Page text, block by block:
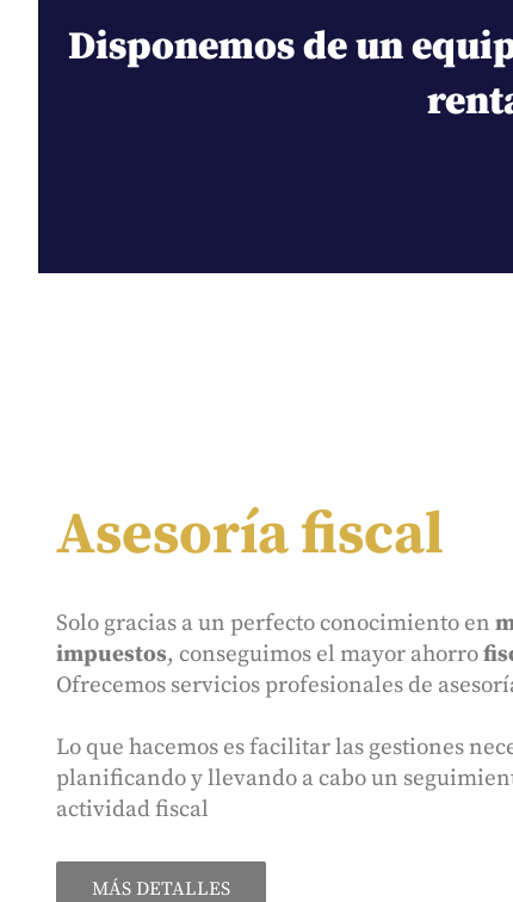
Disponemos de un
Asesoría fiscal
Solo gracias a un perfecto conocimiento en
impuestos, conseguimos el mayor ahorro
Ofrecemos servicios profesionales de
Lo que hacemos es facilitar las gestiones
planificando y llevando a cabo un
actividad fiscal
MÁS DETALLES